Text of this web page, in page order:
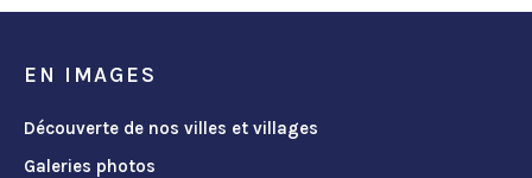
EN IMAGES
Découverte de nos villes et villages
Galeries photos